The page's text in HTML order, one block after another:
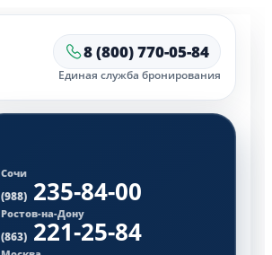
8 (800) 770-05-84
Единая служба бронирования
Сочи
(988) 235-84-00
Ростов-на-Дону
(863) 221-25-84